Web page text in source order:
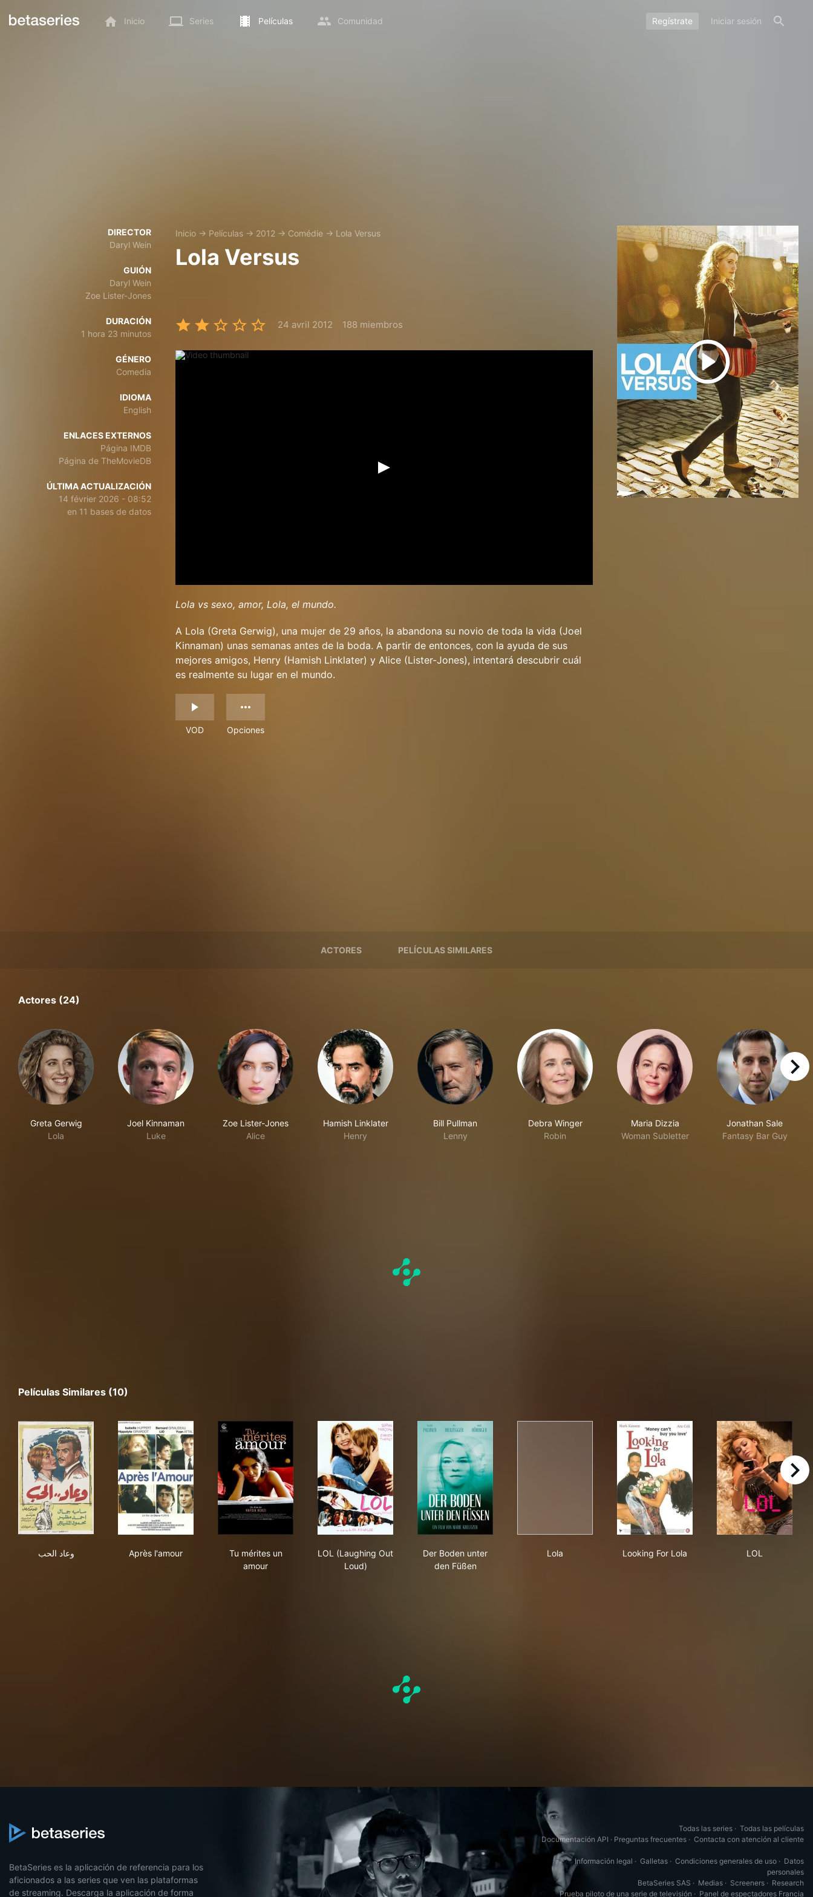
Inicio Series Películas Comunidad Regístrate Iniciar sesión
DIRECTOR
Daryl Wein
GUIÓN
Daryl Wein
Zoe Lister-Jones
DURACIÓN
1 hora 23 minutos
GÉNERO
Comedia
IDIOMA
English
ENLACES EXTERNOS
Página IMDB
Página de TheMovieDB
ÚLTIMA ACTUALIZACIÓN
14 février 2026 - 08:52
en 11 bases de datos
Inicio → Películas → 2012 → Comédie → Lola Versus
Lola Versus
24 avril 2012 188 miembros
Lola vs sexo, amor, Lola, el mundo.
A Lola (Greta Gerwig), una mujer de 29 años, la abandona su novio de toda la vida (Joel
Kinnaman) unas semanas antes de la boda. A partir de entonces, con la ayuda de sus
mejores amigos, Henry (Hamish Linklater) y Alice (Lister-Jones), intentará descubrir cuál
es realmente su lugar en el mundo.
VOD Opciones
ACTORES PELÍCULAS SIMILARES
Actores (24)
Greta Gerwig
Lola
Joel Kinnaman
Luke
Zoe Lister-Jones
Alice
Hamish Linklater
Henry
Bill Pullman
Lenny
Debra Winger
Robin
Maria Dizzia
Woman Subletter
Jonathan Sale
Fantasy Bar Guy
right
Películas Similares (10)
وعاد الحب
Après l'amour
Tu mérites un
amour
LOL (Laughing Out
Loud)
Der Boden unter
den Füßen
Lola
Looking For Lola
LOL
right
BetaSeries es la aplicación de referencia para los
aficionados a las series que ven las plataformas
de streaming. Descarga la aplicación de forma
Todas las series · Todas las películas
Documentación API · Preguntas frecuentes · Contacta con atención al cliente
Información legal · Galletas · Condiciones generales de uso · Datos
personales
BetaSeries SAS · Medias · Screeners · Research
Prueba piloto de una serie de televisión · Panel de espectadores Francia